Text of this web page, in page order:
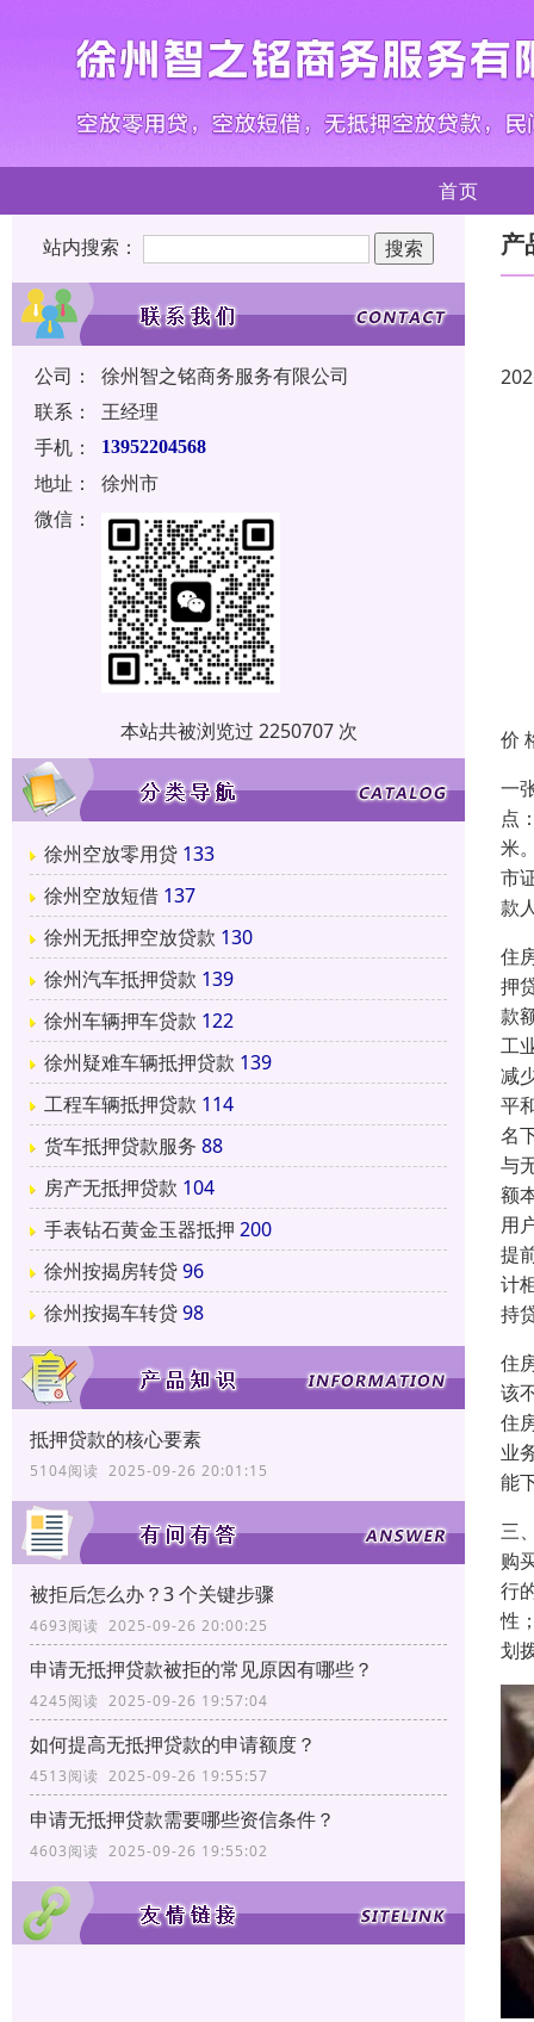
首页
站内搜索：
公司：
徐州智之铭商务服务有限公司
联系：
王经理
手机：
13952204568
地址：
徐州市
微信：
本站共被浏览过 2250707 次
徐州空放零用贷 133
徐州空放短借 137
徐州无抵押空放贷款 130
徐州汽车抵押贷款 139
徐州车辆押车贷款 122
徐州疑难车辆抵押贷款 139
工程车辆抵押贷款 114
货车抵押贷款服务 88
房产无抵押贷款 104
手表钻石黄金玉器抵押 200
徐州按揭房转贷96
徐州按揭车转贷98
抵押贷款的核心要素
5104阅读 2025-09-26 20:01:15
被拒后怎么办？3 个关键步骤
4693阅读 2025-09-26 20:00:25
申请无抵押贷款被拒的常见原因有哪些？
4245阅读 2025-09-26 19:57:04
如何提高无抵押贷款的申请额度？
4513阅读 2025-09-26 19:55:57
申请无抵押贷款需要哪些资信条件？
4603阅读 2025-09-26 19:55:02
产
价
一
点
米
市
款
住
押
款
工
减
平
名
与
额
用
提
计
持
住
该
住
业
能
三
购
行
性
划